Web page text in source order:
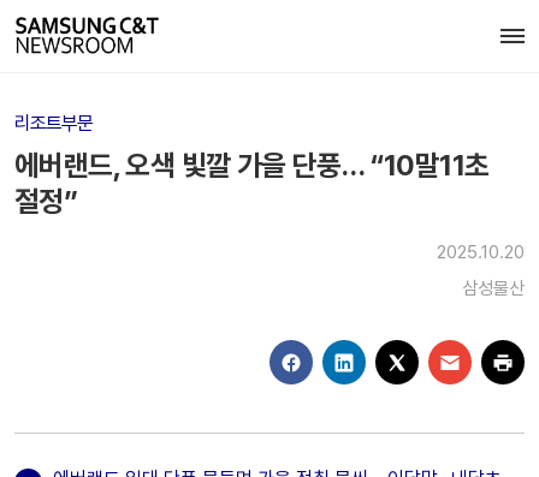
리조트부문
에버랜드, 오색 빛깔 가을 단풍… “10말11초
절정”
2025.10.20
삼성물산